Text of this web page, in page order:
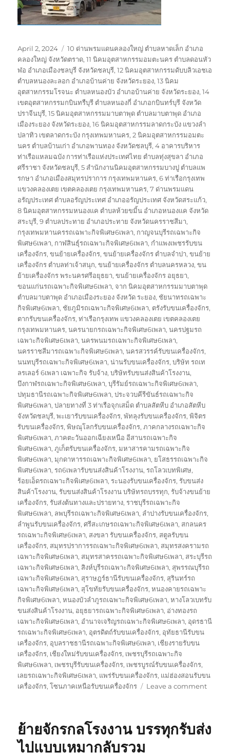
Posted
on
April 2, 2024 Tags
10 ด่านพรมแดนคลองใหญ่ ตำบลหาดเล็ก อำเภอ
คลองใหญ่ จังหวัดตราด,11 นิคมอุตสาหกรรมอมตะนคร ตำบลดอนหัว
ฬอ อำเภอเมืองชลบุรี จังหวัดชลบุรี,12 นิคมอุตสาหกรรมดับบลิวเอชเอ
ตำบลหนองละลอก อำเภอบ้านค่าย จังหวัดระยอง,13 นิคม
อุตสาหกรรมโรจนะ ตำบลหนองบัว อำเภอบ้านค่าย จังหวัดระยอง,14
เขตอุตสาหกรรมกบินทรืบุรี ตำบลหนองกี่ อำเภอกบินทร์บุรี จังหวัด
ปราจีนบุรี,15 นิคมอุตสาหกรรมมาบตาพุด ตำบลมาบตาพุด อำเภอ
เมืองระยอง จังหวัดระยอง,16 นิคมอุตสาหกรรมลาดกระบัง แขวงลำ
ปลาทิว เขตลาดกระบัง กรุงเทพมหานคร,2 นิคมอุตสาหกรรมอมตะ
นคร ตำบลบ้านเก่า อำเภอพานทอง จังหวัดชลบุรี,4 อาคารบริหาร
ท่าเรือแหลมฉบัง การท่าเรือแห่งประเทศไทย ตำบลทุ่งสุขลา อำเภอ
ศรีราชา จังหวัดชลบุรี,5 สำนักงานนิคมอุตสาหกรรมบางปู ตำบลแพ
รกษา อำเภอเมืองสมุทรปราการ กรุงเทพมหานคร,6 ท่าเรือกรุงเทพ
แขวงคลองเตย เขตคลองเตย กรุงเทพมหานคร,7 ด่านพรมแดน
อรัญประเทศ ตำบลอรัญประเทศ อำเภออรัญประเทศ จังหวัดสระแก้ว,
8 นิคมอุตสาหกรรมหนองแค ตำบลห้วยขมิ้น อำเภอหนองแค จังหวัด
สระบุรี,9 ตำบลประทาย อำเภอประทาย จังหวัดนครราชสีมา,
กรุงเทพมหานครรถเฉพาะกิจพิเศษ6เพลา, กาญจนบุรีรถเฉพาะกิจ
พิเศษ6เพลา, กาฬสินธุ์รถเฉพาะกิจพิเศษ6เพลา, กำแพงเพชรรับขน
เครื่องจักร,ขนย้ายเครื่องจักร,ขนย้ายเครื่องจักร ตำบลจำปา,ขนย้าย
เครื่องจักร ตำบลท่าเจ้าสนุก,ขนย้ายเครื่องจักร ตำบลนครหลวง,ขน
ย้ายเครื่องจักร พระนครศรีอยุธยา,ขนย้ายเครื่องจักร อยุธยา,
ขอนแก่นรถเฉพาะกิจพิเศษ6เพลา, จาก นิคมอุตสาหกรรมมาบตาพุด
ตำบลมาบตาพุด อำเภอเมืองระยอง จังหวัด ระยอง, ชัยนาทรถเฉพาะ
กิจพิเศษ6เพลา, ชัยภูมิรถเฉพาะกิจพิเศษ6เพลา, ตรังรับขนเครื่องจักร,
ตากรับขนเครื่องจักร,ท่าเรือกรุงเทพ แขวงคลองเตย เขตคลองเตย
กรุงเทพมหานคร,นครนายกรถเฉพาะกิจพิเศษ6เพลา,นครปฐมรถ
เฉพาะกิจพิเศษ6เพลา,นครพนมรถเฉพาะกิจพิเศษ6เพลา,
นครราชสีมารถเฉพาะกิจพิเศษ6เพลา,นครสวรรค์รับขนเครื่องจักร,
นนทบุรีรถเฉพาะกิจพิเศษ6เพลา,น่านรับขนเครื่องจักร,บริษัท รถเท
ลรเลอร์ 6เพลา เฉพาะกิจ รับจ้าง,บริษัทรับขนส่งสินค้าโรงงาน,
บึงกาฬรถเฉพาะกิจพิเศษ6เพลา,บุรีรัมย์รถเฉพาะกิจพิเศษ6เพลา,
ปทุมธานีรถเฉพาะกิจพิเศษ6เพลา,ประจวบคีรีขันธ์รถเฉพาะกิจ
พิเศษ6เพลา,ปลายทางที่ 3 ท่าเรือจุกเสม็ด ตำบลสัตหีบ อำเภอสัตหีบ
จังหวัดชลบุรี,พะเยารับขนเครื่องจักร,พัทลุงรับขนเครื่องจักร,พิจิตร
รับขนเครื่องจักร,พิษณุโลกรับขนเครื่องจักร,ภาคกลางรถเฉพาะกิจ
พิเศษ6เพลา,ภาคตะวันออกเฉียงเหนือ อีสานรถเฉพาะกิจ
พิเศษ6เพลา,ภูเก็ตรับขนเครื่องจักร,มหาสารคามรถเฉพาะกิจ
พิเศษ6เพลา,มุกดาหารรถเฉพาะกิจพิเศษ6เพลา, ยโสธรรถเฉพาะกิจ
พิเศษ6เพลา,รถ6เพลารับขนส่งสินค้าโรงงาน,รถโลวเบทพิเศษ,
ร้อยเอ็ดรถเฉพาะกิจพิเศษ6เพลา,ระนองรับขนเครื่องจักร,รับขนส่ง
สินค้าโรงงาน,รับขนส่งสินค้าโรงงาน บริษัทรถบรรทุก,รับจ้างขนย้าย
เครื่องจักร,รับส่งต้นทางและปรายทาง,ราชบุรีรถเฉพาะกิจ
พิเศษ6เพลา, ลพบุรีรถเฉพาะกิจพิเศษ6เพลา, ลำปางรับขนเครื่องจักร,
ลำพูนรับขนเครื่องจักร,ศรีสะเกษรถเฉพาะกิจพิเศษ6เพลา, สกลนคร
รถเฉพาะกิจพิเศษ6เพลา, สงขลา รับขนเครื่องจักร, สตูลรับขน
เครื่องจักร, สมุทรปราการรถเฉพาะกิจพิเศษ6เพลา, สมุทรสงครามรถ
เฉพาะกิจพิเศษ6เพลา, สมุทรสาครรถเฉพาะกิจพิเศษ6เพลา, สระบุรีรถ
เฉพาะกิจพิเศษ6เพลา, สิงห์บุรีรถเฉพาะกิจพิเศษ6เพลา, สุพรรณบุรีรถ
เฉพาะกิจพิเศษ6เพลา, สุราษฎร์ธานีรับขนเครื่องจักร, สุรินทร์รถ
เฉพาะกิจพิเศษ6เพลา, สุโขทัยรับขนเครื่องจักร,หนองคายรถเฉพาะ
กิจพิเศษ6เพลา,หนองบัวลำภูรถเฉพาะกิจพิเศษ6เพลา,หางโลวเบทรับ
ขนส่งสินค้าโรงงาน, อยุธยารถเฉพาะกิจพิเศษ6เพลา, อ่างทองรถ
เฉพาะกิจพิเศษ6เพลา, อำนาจเจริญรถเฉพาะกิจพิเศษ6เพลา, อุดรธานี
รถเฉพาะกิจพิเศษ6เพลา, อุตรดิตถ์รับขนเครื่องจักร, อุทัยธานีรับขน
เครื่องจักร, อุบลราชธานีรถเฉพาะกิจพิเศษ6เพลา, เชียงรายรับขน
เครื่องจักร, เชียงใหม่รับขนเครื่องจักร, เพชรบุรีรถเฉพาะกิจ
พิเศษ6เพลา, เพชรบุรีรับขนเครื่องจักร, เพชรบูรณ์รับขนเครื่องจักร,
เลยรถเฉพาะกิจพิเศษ6เพลา, แพร่รับขนเครื่องจักร, แม่ฮ่องสอนรับขน
เครื่องจักร,โซนภาคเหนือรับขนเครื่องจักร Leave a commenton
โรงงาน
ย้ายจักรกลโรงงาน บรรทุกรับส่ง
ไปแบบเหมากลับรวม